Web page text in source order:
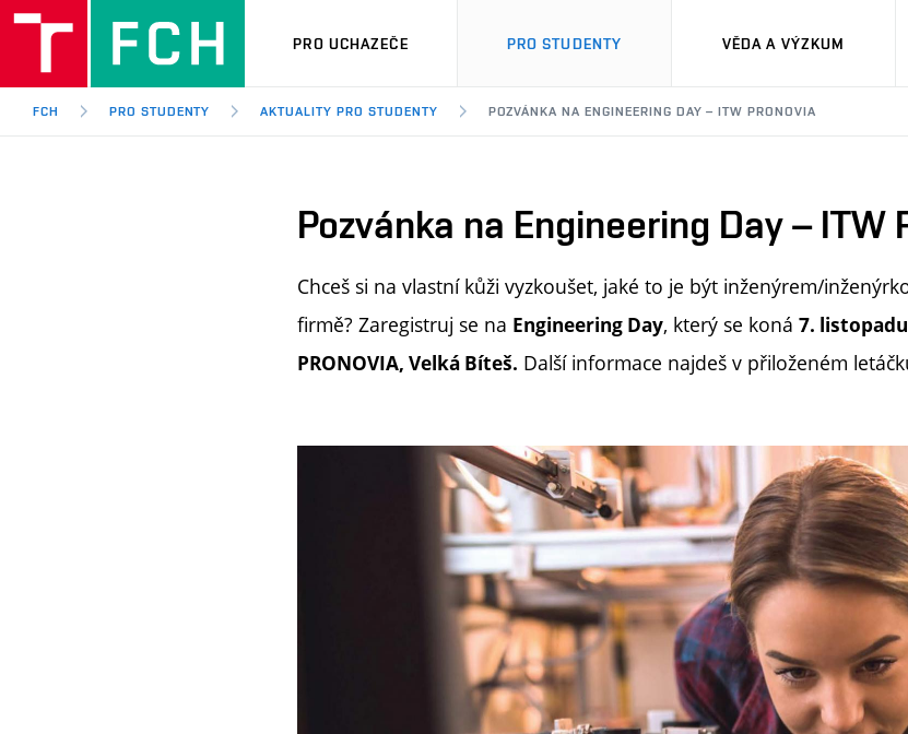
PRO UCHAZEČE PRO STUDENTY VĚDA A VÝZKUM
FCH PRO STUDENTY AKTUALITY PRO STUDENTY POZVÁNKA NA ENGINEERING DAY – ITW PRONOVIA
Pozvánka na Engineering Day – ITW
Chceš si na vlastní kůži vyzkoušet, jaké to je být inženýrem/
firmě? Zaregistruj se na Engineering Day, který se koná 7.
PRONOVIA, Velká Bíteš. Další informace najdeš v přiloženém